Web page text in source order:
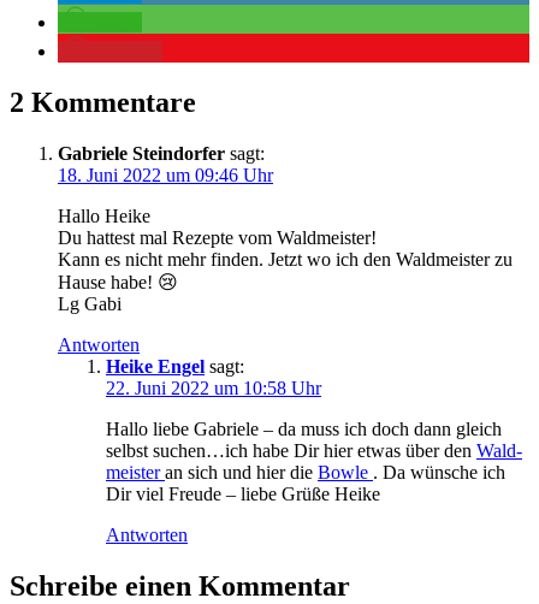
2 Kommentare
Gabriele Steindorfer sagt:
18. Juni 2022 um 09:46 Uhr
Hal­lo Heike
Du hat­test mal Rezep­te vom Waldmeister!
Kann es nicht mehr fin­den. Jetzt wo ich den Wald­meis­ter zu
Hau­se habe! 😢
Lg Gabi
Antworten
Heike Engel sagt:
22. Juni 2022 um 10:58 Uhr
Hal­lo lie­be Gabrie­le – da muss ich doch dann gleich
selbst suchen…ich habe Dir hier etwas über den Wald­
meis­teran sich und hier die Bow­le . Da wün­sche ich
Dir viel Freu­de – lie­be Grü­ße Heike
Antworten
Schreibe einen Kommentar